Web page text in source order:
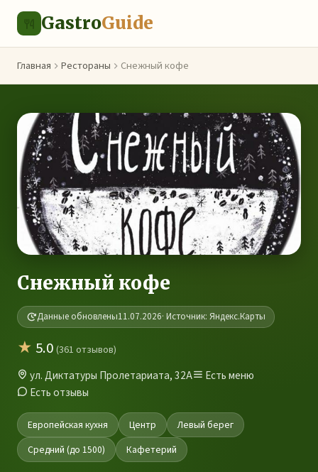
GastroGuide
Главная Рестораны Снежный кофе
Снежный кофе
Данные обновлены11.07.2026· Источник: Яндекс.Карты
★ 5.0(361 отзывов)
ул. Диктатуры Пролетариата, 32А
Есть меню
Есть отзывы
Европейская кухня Центр
Левый берег
Средний (до 1500)
Кафетерий